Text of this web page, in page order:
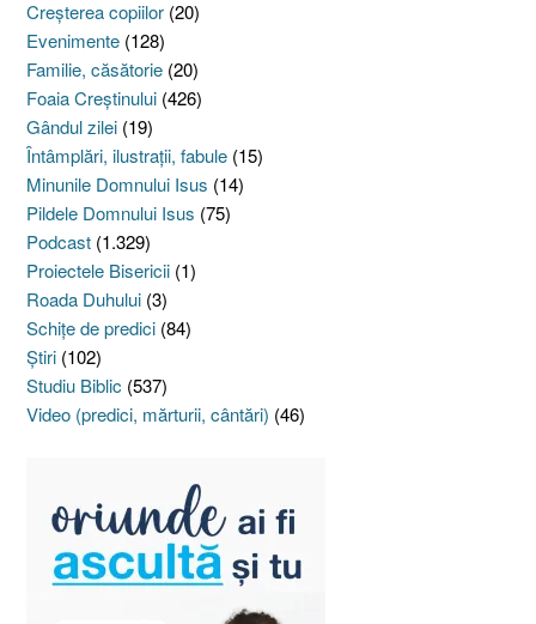
Creşterea copiilor (20)
Evenimente (128)
Familie, căsătorie (20)
Foaia Creştinului (426)
Gândul zilei (19)
Întâmplări, ilustraţii, fabule (15)
Minunile Domnului Isus (14)
Pildele Domnului Isus (75)
Podcast (1.329)
Proiectele Bisericii (1)
Roada Duhului (3)
Schiţe de predici (84)
Ştiri (102)
Studiu Biblic (537)
Video (predici, mărturii, cântări) (46)